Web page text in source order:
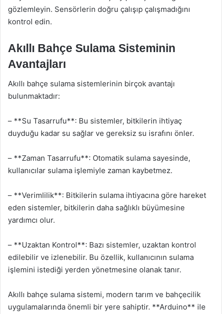
gözlemleyin. Sensörlerin doğru çalışıp çalışmadığını
kontrol edin.
Akıllı Bahçe Sulama Sisteminin
Avantajları
Akıllı bahçe sulama sistemlerinin birçok avantajı
bulunmaktadır:
– **Su Tasarrufu**: Bu sistemler, bitkilerin ihtiyaç
duyduğu kadar su sağlar ve gereksiz su israfını önler.
– **Zaman Tasarrufu**: Otomatik sulama sayesinde,
kullanıcılar sulama işlemiyle zaman kaybetmez.
– **Verimlilik**: Bitkilerin sulama ihtiyacına göre hareket
eden sistemler, bitkilerin daha sağlıklı büyümesine
yardımcı olur.
– **Uzaktan Kontrol**: Bazı sistemler, uzaktan kontrol
edilebilir ve izlenebilir. Bu özellik, kullanıcının sulama
işlemini istediği yerden yönetmesine olanak tanır.
Akıllı bahçe sulama sistemi, modern tarım ve bahçecilik
uygulamalarında önemli bir yere sahiptir. **Arduino** ile